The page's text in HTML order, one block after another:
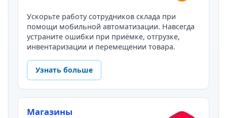
Ускорьте работу сотрудников склада при
помощи мобильной автоматизации. Навсегда
устраните ошибки при приёмке, отгрузке,
инвентаризации и перемещении товара.
Узнать больше
Магазины